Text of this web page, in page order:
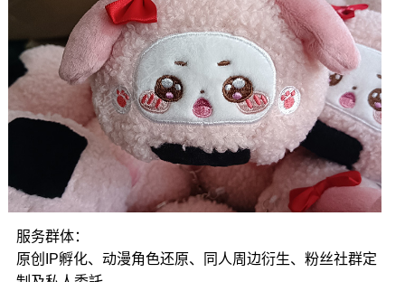
服务群体：
原创IP孵化、动漫角色还原、同人周边衍生、粉丝社群定